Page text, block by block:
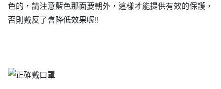
色的，請注意藍色那面要朝外，這樣才能提供有效的保護，
否則戴反了會降低效果喔!!